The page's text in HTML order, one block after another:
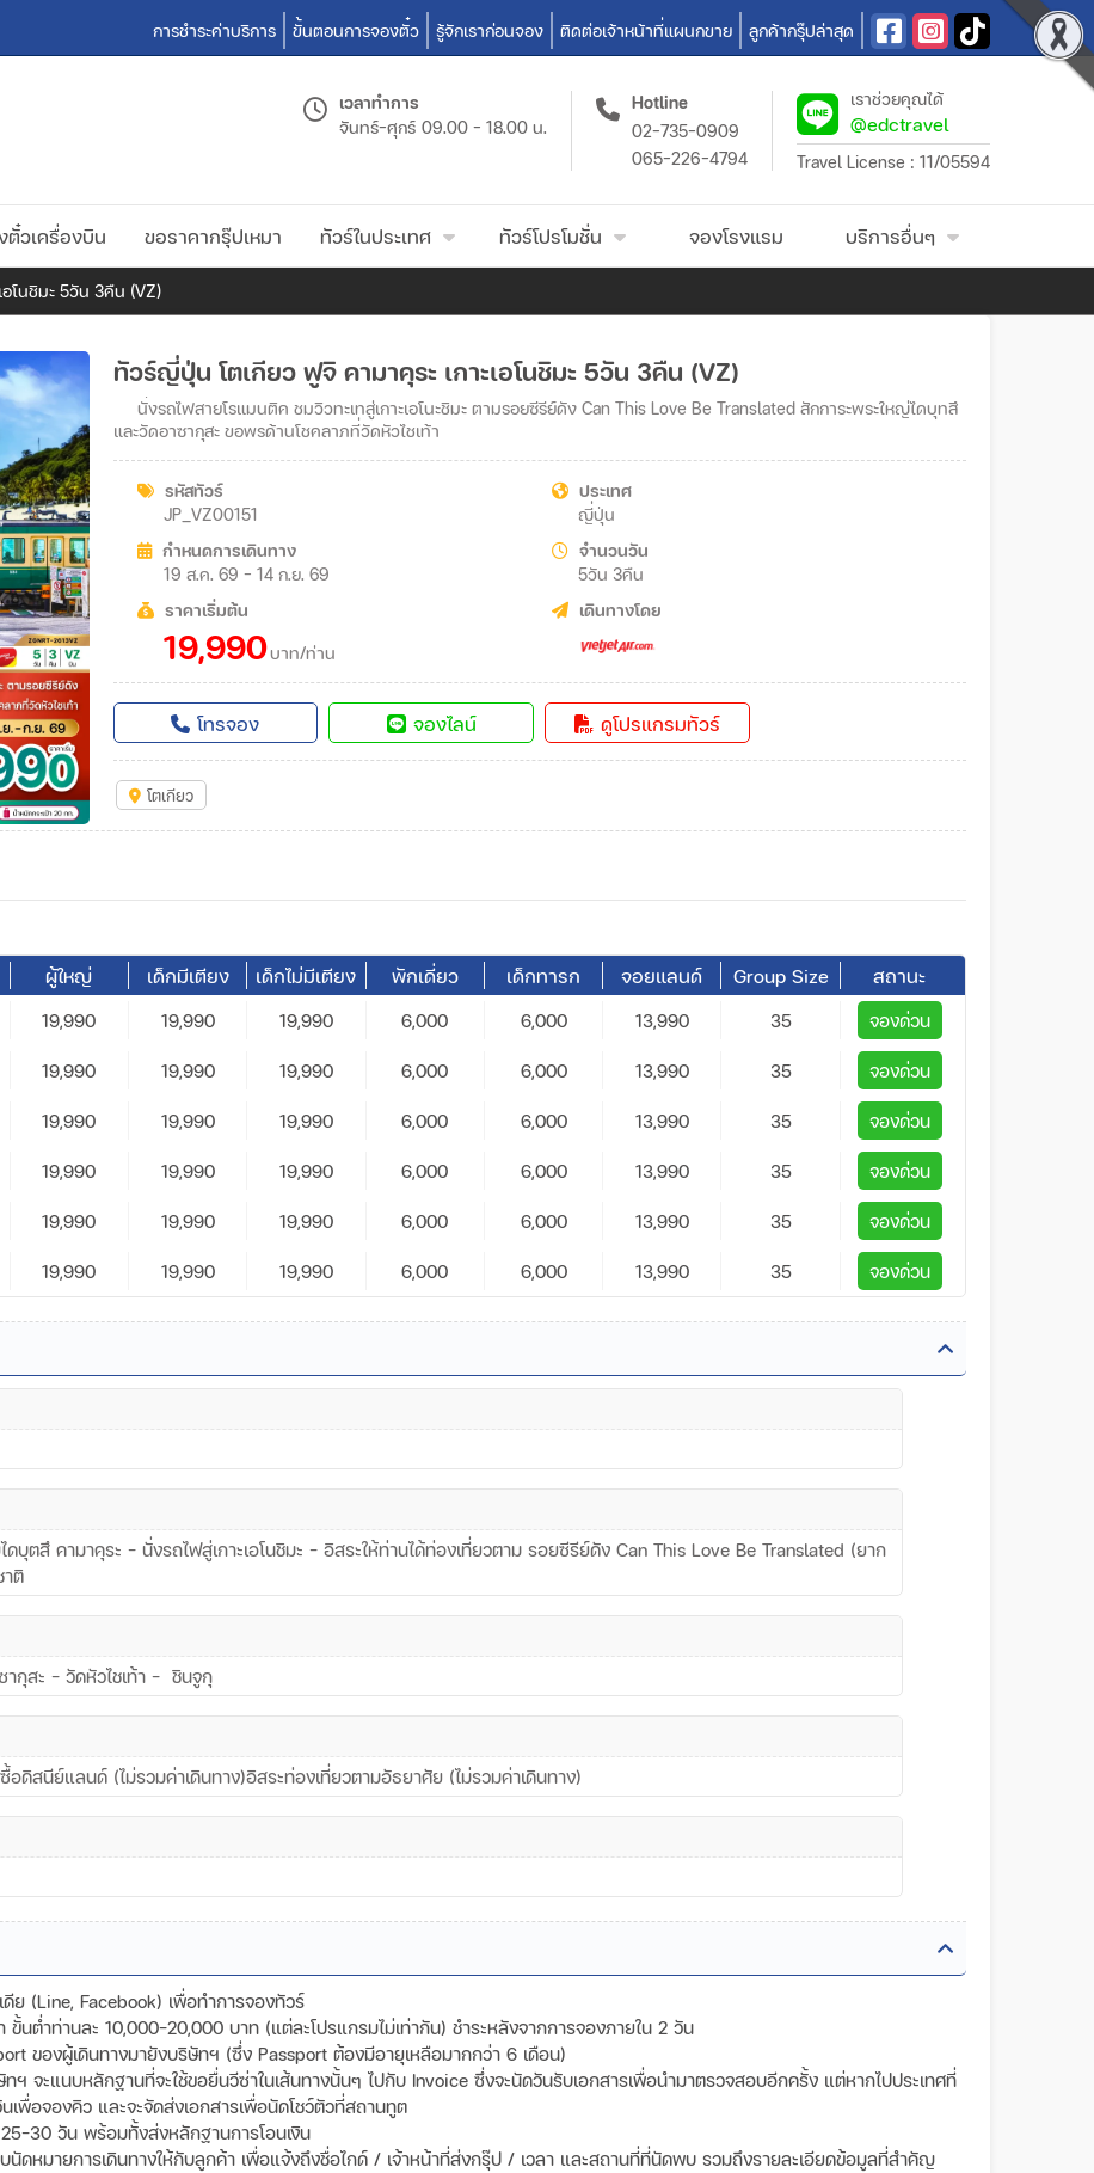
การชำระค่าบริการ ขั้นตอนการจองตั๋ว รู้จักเราก่อนจอง ติดต่อเจ้าหน้าที่แผนกขาย ลูกค้ากรุ๊ปล่าสุด
เวลาทำการ
จันทร์-ศุกร์ 09.00 - 18.00 น.
Hotline
02-735-0909
065-226-4794
เราช่วยคุณได้
@edctravel
Travel License : 11/05594
ตั๋วเครื่องบิน ขอราคากรุ๊ปเหมา ทัวร์ในประเทศ ทัวร์โปรโมชั่น จองโรงแรม บริการอื่นๆ
โนชิมะ 5วัน 3คืน (VZ)
ทัวร์ญี่ปุ่น โตเกียว ฟูจิ คามาคุระ เกาะเอโนชิมะ 5วัน 3คืน (VZ)
นั่งรถไฟสายโรแมนติค ชมวิวทะเทสู่เกาะเอโนะชิมะ ตามรอยซีรีย์ดัง Can This Love Be Translated สักการะพระใหญ่ไดบุทสึ
และวัดอาซากุสะ ขอพรด้านโชคลาภที่วัดหัวไชเท้า
รหัสทัวร์
JP_VZ00151
ประเทศ
ญี่ปุ่น
กำหนดการเดินทาง
19 ส.ค. 69 - 14 ก.ย. 69
จำนวนวัน
5วัน 3คืน
ราคาเริ่มต้น
19,990บาท/ท่าน
เดินทางโดย
โทรจอง จองไลน์ ดูโปรแกรมทัวร์
โตเกียว
ผู้ใหญ่ เด็กมีเตียง เด็กไม่มีเตียง พักเดี่ยว เด็กทารก จอยแลนด์ Group Size สถานะ
19,990 19,990 19,990 6,000 6,000 13,990 35
จองด่วน
19,990 19,990 19,990 6,000 6,000 13,990 35
จองด่วน
19,990 19,990 19,990 6,000 6,000 13,990 35
จองด่วน
19,990 19,990 19,990 6,000 6,000 13,990 35
จองด่วน
19,990 19,990 19,990 6,000 6,000 13,990 35
จองด่วน
19,990 19,990 19,990 6,000 6,000 13,990 35 จองด่วน
ตสึ คามาคุระ - นั่งรถไฟสู่เกาะเอโนชิมะ – อิสระให้ท่านได้ท่องเที่ยวตาม รอยซีรีย์ดัง Can This Love Be Translated (ยาก
ติ
กุสะ – วัดหัวไชเท้า - ชินจูกุ
ดิสนีย์แลนด์ (ไม่รวมค่าเดินทาง)อิสระท่องเที่ยวตามอัธยาศัย (ไม่รวมค่าเดินทาง)
ย (Line, Facebook) เพื่อทำการจองทัวร์
ขั้นต่ำท่านละ 10,000-20,000 บาท (แต่ละโปรแกรมไม่เท่ากัน) ชำระหลังจากการจองภายใน 2 วัน
ของผู้เดินทางมายังบริษัทฯ (ซึ่ง Passport ต้องมีอายุเหลือมากกว่า 6 เดือน)
จะแนบหลักฐานที่จะใช้ขอยื่นวีซ่าในเส้นทางนั้นๆ ไปกับ Invoice ซึ่งจะนัดวันรับเอกสารเพื่อนำมาตรวจสอบอีกครั้ง แต่หากไปประเทศที่
พื่อจองคิว และจะจัดส่งเอกสารเพื่อนัดโชว์ตัวที่สถานทูต
30 วัน พร้อมทั้งส่งหลักฐานการโอนเงิน
ดหมายการเดินทางให้กับลูกค้า เพื่อแจ้งถึงชื่อไกด์ / เจ้าหน้าที่ส่งกรุ๊ป / เวลา และสถานที่ที่นัดพบ รวมถึงรายละเอียดข้อมูลที่สำคัญ